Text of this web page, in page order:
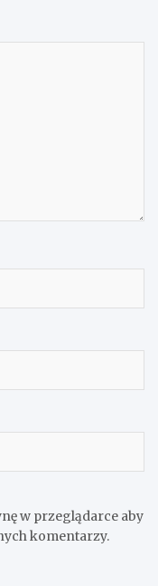
w przeglądarce aby
komentarzy.